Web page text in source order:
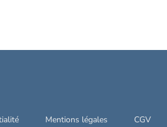
Mentions légales CGV